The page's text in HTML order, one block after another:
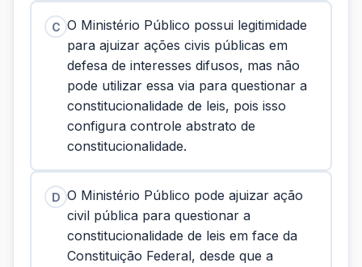
C O Ministério Público possui legitimidade
para ajuizar ações civis públicas em
defesa de interesses difusos, mas não
pode utilizar essa via para questionar a
constitucionalidade de leis, pois isso
configura controle abstrato de
constitucionalidade.
D O Ministério Público pode ajuizar ação
civil pública para questionar a
constitucionalidade de leis em face da
Constituição Federal, desde que a